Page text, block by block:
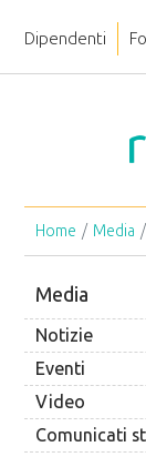
Dipendenti
Home Media
Media
Notizie
Eventi
Video
Comunicati